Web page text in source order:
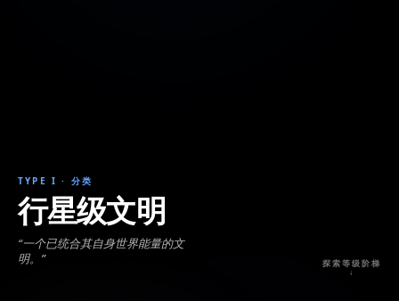
TYPE I · 分类
行星级文明
“一个已统合其自身世界能量的文
明。 ”
探索等级阶梯
↓